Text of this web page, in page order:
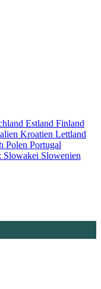
Estland Finland
Kroatien Lettland
Polen Portugal
Slowakei Slowenien